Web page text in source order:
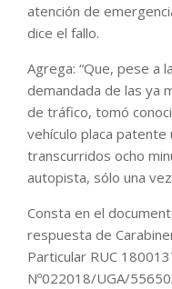
atención de
dice el fallo.
Agrega: “Que, pese a
demandada de las ya
de tráfico, tomó
vehículo placa patente
transcurridos ocho
autopista, sólo una
Consta en el
respuesta de
Particular RUC
Nº022018/UGA/